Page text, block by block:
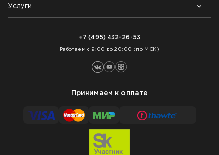
Блог
Возврат товара
Как заказать
Услуги
+7 (495) 432-26-53
Работаем с 9:00 до 20:00 (по МСК)
Принимаем к оплате